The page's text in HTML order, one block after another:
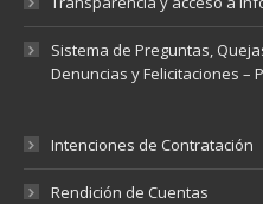
Sistema de Preguntas,
Denuncias y Felicitaciones –
Intenciones de Contratación
Rendición de Cuentas